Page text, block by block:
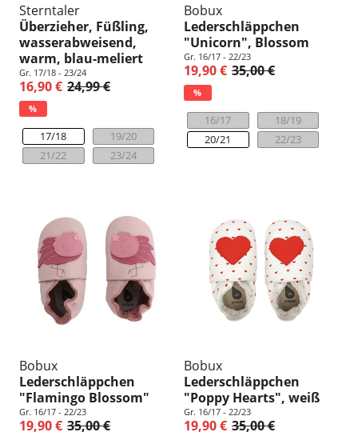
Sterntaler
Überzieher, Füßling,
wasserabweisend,
warm, blau-meliert
Gr. 17/18 - 23/24
16,90 € 24,99 €
%
17/18
19/20
21/22
23/24
Bobux
Lederschläppchen
"Unicorn", Blossom
Gr. 16/17 - 22/23
19,90 € 35,00 €
%
16/17
18/19
20/21
22/23
Bobux
Lederschläppchen
"Flamingo Blossom"
Gr. 16/17 - 22/23
19,90 € 35,00 €
Bobux
Lederschläppchen
"Poppy Hearts", weiß
Gr. 16/17 - 22/23
19,90 € 35,00 €